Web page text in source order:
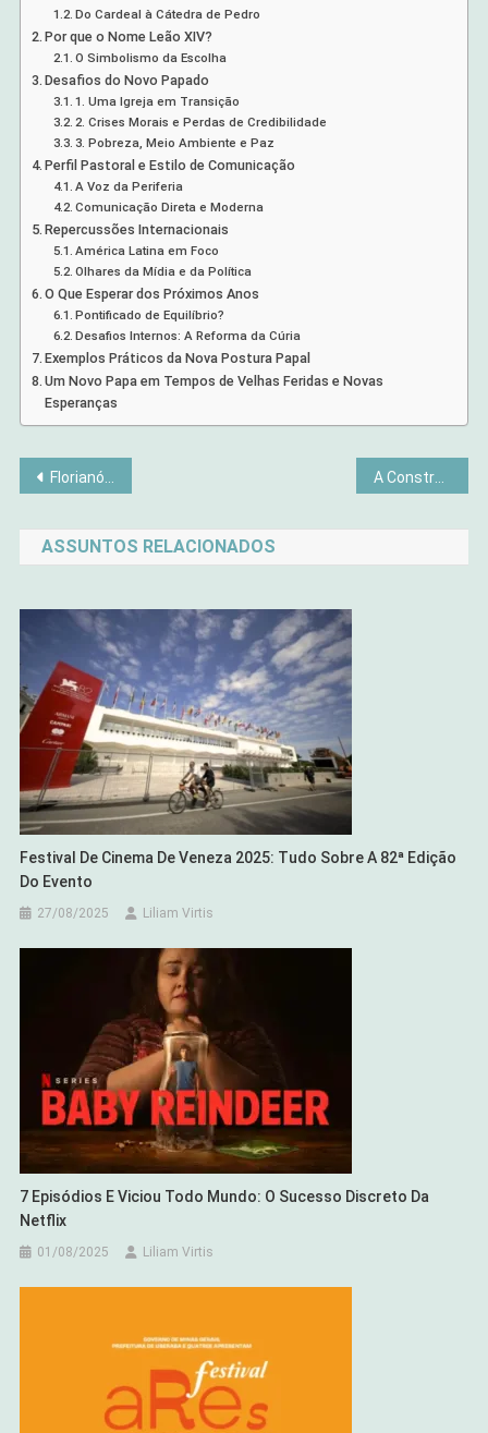
Do Cardeal à Cátedra de Pedro
Por que o Nome Leão XIV?
O Simbolismo da Escolha
Desafios do Novo Papado
1. Uma Igreja em Transição
2. Crises Morais e Perdas de Credibilidade
3. Pobreza, Meio Ambiente e Paz
Perfil Pastoral e Estilo de Comunicação
A Voz da Periferia
Comunicação Direta e Moderna
Repercussões Internacionais
América Latina em Foco
Olhares da Mídia e da Política
O Que Esperar dos Próximos Anos
Pontificado de Equilíbrio?
Desafios Internos: A Reforma da Cúria
Exemplos Práticos da Nova Postura Papal
Um Novo Papa em Tempos de Velhas Feridas e Novas
Esperanças
Navegação
de
Post
Florianópolis Além das Praias: Segredos e Experiências Inéditas A Construção de Paraísos: Como a Mídia Molda Destinos Turísticos
ASSUNTOS RELACIONADOS
Festival De Cinema De Veneza 2025: Tudo Sobre A 82ª Edição
Do Evento
27/08/2025 Liliam Virtis
7 Episódios E Viciou Todo Mundo: O Sucesso Discreto Da
Netflix
01/08/2025 Liliam Virtis